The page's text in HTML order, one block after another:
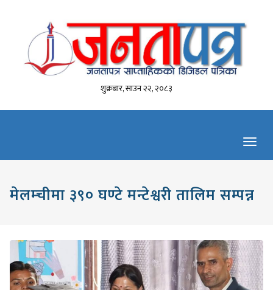
शुक्रबार, साउन २२, २०८३
मेलम्चीमा ३९० घण्टे मन्टेश्वरी तालिम सम्पन्न